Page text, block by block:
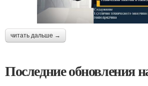
читать дальше →
Последние обновления